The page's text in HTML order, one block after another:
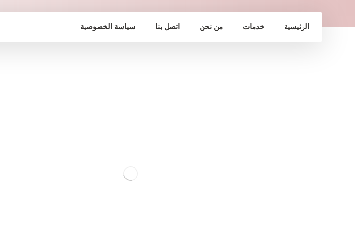
الرئيسية خدمات من نحن اتصل بنا سياسة الخصوصية